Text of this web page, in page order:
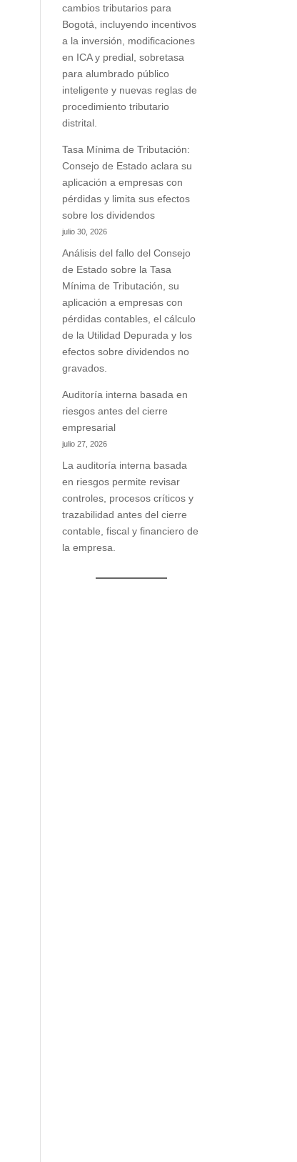
cambios tributarios para
Bogotá, incluyendo incentivos
a la inversión, modificaciones
en ICA y predial, sobretasa
para alumbrado público
inteligente y nuevas reglas de
procedimiento tributario
distrital.
Tasa Mínima de Tributación:
Consejo de Estado aclara su
aplicación a empresas con
pérdidas y limita sus efectos
sobre los dividendos
julio 30, 2026
Análisis del fallo del Consejo
de Estado sobre la Tasa
Mínima de Tributación, su
aplicación a empresas con
pérdidas contables, el cálculo
de la Utilidad Depurada y los
efectos sobre dividendos no
gravados.
Auditoría interna basada en
riesgos antes del cierre
empresarial
julio 27, 2026
La auditoría interna basada
en riesgos permite revisar
controles, procesos críticos y
trazabilidad antes del cierre
contable, fiscal y financiero de
la empresa.